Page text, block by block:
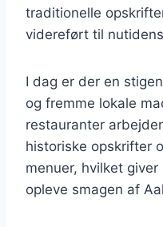
traditionelle
videreført til
I dag er der en
og fremme lokale
restauranter
historiske opskrifter
menuer, hvilket
opleve smagen af